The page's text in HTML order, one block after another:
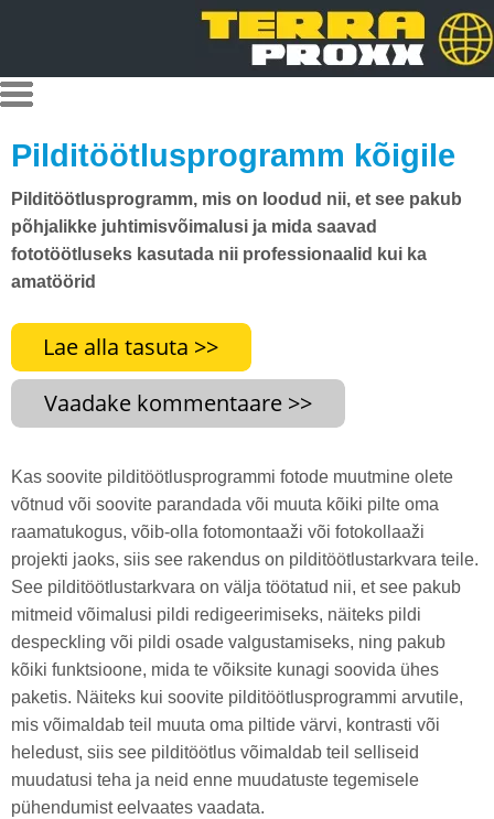
Pilditöötlusprogramm kõigile
Pilditöötlusprogramm, mis on loodud nii, et see pakub
põhjalikke juhtimisvõimalusi ja mida saavad
fototöötluseks kasutada nii professionaalid kui ka
amatöörid
Kas soovite pilditöötlusprogrammi fotode muutmine olete
võtnud või soovite parandada või muuta kõiki pilte oma
raamatukogus, võib-olla fotomontaaži või fotokollaaži
projekti jaoks, siis see rakendus on pilditöötlustarkvara teile.
See pilditöötlustarkvara on välja töötatud nii, et see pakub
mitmeid võimalusi pildi redigeerimiseks, näiteks pildi
despeckling või pildi osade valgustamiseks, ning pakub
kõiki funktsioone, mida te võiksite kunagi soovida ühes
paketis. Näiteks kui soovite pilditöötlusprogrammi arvutile,
mis võimaldab teil muuta oma piltide värvi, kontrasti või
heledust, siis see pilditöötlus võimaldab teil selliseid
muudatusi teha ja neid enne muudatuste tegemisele
pühendumist eelvaates vaadata.